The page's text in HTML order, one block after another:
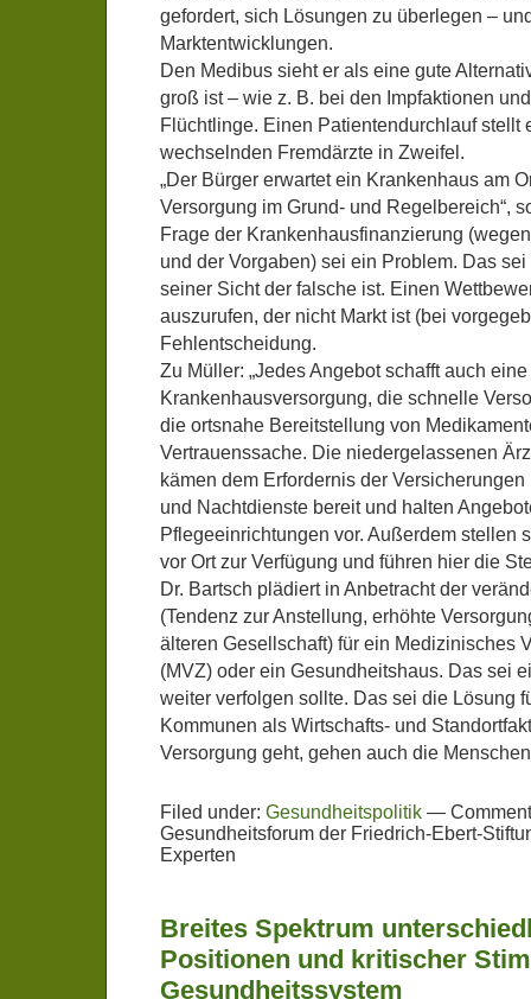
gefordert, sich Lösungen zu überlegen –
Marktentwicklungen.
Den Medibus sieht er als eine gute
groß ist – wie z. B. bei den Impfaktionen
Flüchtlinge. Einen Patientendurchlauf stellt
wechselnden Fremdärzte in Zweifel.
„Der Bürger erwartet ein Krankenhaus am
Versorgung im Grund- und Regelbereich“,
Frage der Krankenhausfinanzierung
und der Vorgaben) sei ein Problem. Das
seiner Sicht der falsche ist. Einen
auszurufen, der nicht Markt ist (bei
Fehlentscheidung.
Zu Müller: „Jedes Angebot schafft auch
Krankenhausversorgung, die schnelle
die ortsnahe Bereitstellung von
Vertrauenssache. Die niedergelassenen
kämen dem Erfordernis der
und Nachtdienste bereit und halten
Pflegeeinrichtungen vor. Außerdem stellen
vor Ort zur Verfügung und führen hier die
Dr. Bartsch plädiert in Anbetracht der
(Tendenz zur Anstellung, erhöhte
älteren Gesellschaft) für ein Medizinisches
(MVZ) oder ein Gesundheitshaus. Das sei
weiter verfolgen sollte. Das sei die Lösung
Kommunen als Wirtschafts- und
Versorgung geht, gehen auch die
Filed under: Gesundheitspolitik —
Gesundheitsforum der Friedrich-Ebert-
Experten
Breites Spektrum
Positionen und kritischer
Gesundheitssystem